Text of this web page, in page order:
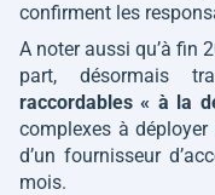
confirment les
A noter aussi qu’à fin
part, désormais
raccordables « à la
complexes à
d’un fournisseur
mois.